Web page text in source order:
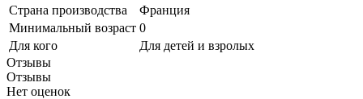
Страна производства
Франция
Минимальный возраст 0
Для кого
Для детей и взролых
Отзывы
Отзывы
Нет оценок